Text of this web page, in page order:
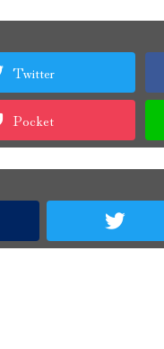
Twitter
Pocket